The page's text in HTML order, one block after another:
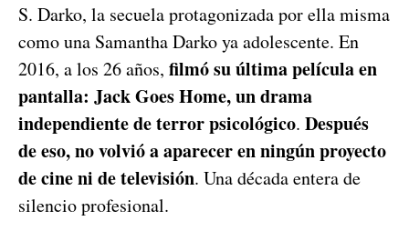
S. Darko, la secuela protagonizada por ella misma
como una Samantha Darko ya adolescente. En
2016, a los 26 años, filmó su última película en
pantalla: Jack Goes Home, un drama
independiente de terror psicológico. Después
de eso, no volvió a aparecer en ningún proyecto
de cine ni de televisión. Una década entera de
silencio profesional.